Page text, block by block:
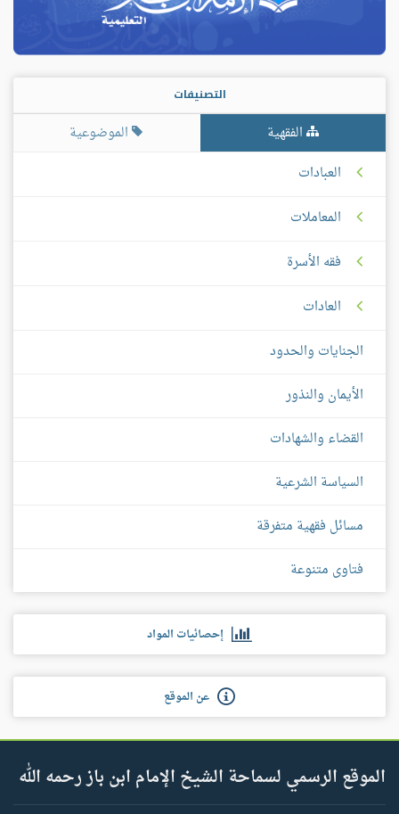
التصنيفات
الفقهية
الموضوعية
العبادات
المعاملات
فقه الأسرة
العادات
الجنايات والحدود
الأيمان والنذور
القضاء والشهادات
السياسة الشرعية
مسائل فقهية متفرقة
فتاوى متنوعة
إحصائيات المواد
عن الموقع
الموقع الرسمي لسماحة الشيخ الإمام ابن باز رحمه الله